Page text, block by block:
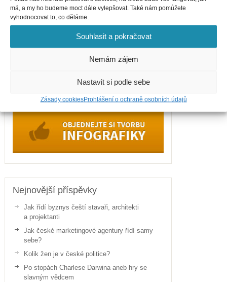
má, a my ho budeme moct dále vylepšovat. Také nám pomůžete
vyhodnocovat to, co děláme.
Souhlasit a pokračovat
Nemám zájem
Nastavit si podle sebe
Zásady cookiesProhlášení o ochraně osobních údajů
Internet
Nejnovější příspěvky
Jak řídí byznys čeští stavaři, architekti
a projektanti
Jak české marketingové agentury řídí samy
sebe?
Kolik žen je v české politice?
Po stopách Charlese Darwina aneb hry se
slavným vědcem